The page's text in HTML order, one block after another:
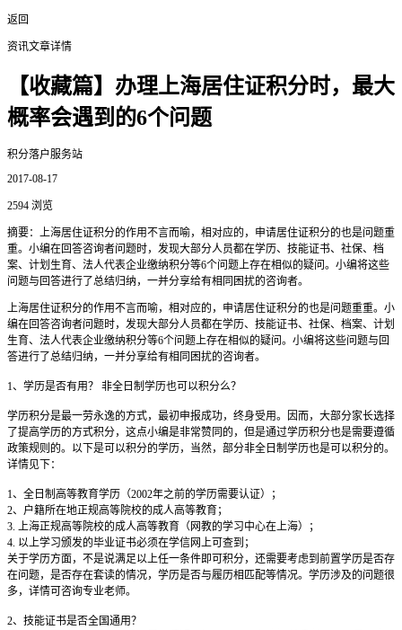
返回
资讯文章详情
【收藏篇】办理上海居住证积分时，最大
概率会遇到的6个问题
积分落户服务站
2017-08-17
2594 浏览
摘要：上海居住证积分的作用不言而喻，相对应的，申请居住证积分的也是问题重
重。小编在回答咨询者问题时，发现大部分人员都在学历、技能证书、社保、档
案、计划生育、法人代表企业缴纳积分等6个问题上存在相似的疑问。小编将这些
问题与回答进行了总结归纳，一并分享给有相同困扰的咨询者。
上海居住证积分的作用不言而喻，相对应的，申请居住证积分的也是问题重重。小
编在回答咨询者问题时，发现大部分人员都在学历、技能证书、社保、档案、计划
生育、法人代表企业缴纳积分等6个问题上存在相似的疑问。小编将这些问题与回
答进行了总结归纳，一并分享给有相同困扰的咨询者。
1、学历是否有用？ 非全日制学历也可以积分么？
学历积分是最一劳永逸的方式，最初申报成功，终身受用。因而，大部分家长选择
了提高学历的方式积分，这点小编是非常赞同的，但是通过学历积分也是需要遵循
政策规则的。以下是可以积分的学历，当然，部分非全日制学历也是可以积分的。
详情见下：
1、全日制高等教育学历（2002年之前的学历需要认证）；
2、户籍所在地正规高等院校的成人高等教育；
3. 上海正规高等院校的成人高等教育（网教的学习中心在上海）；
4. 以上学习颁发的毕业证书必须在学信网上可查到；
关于学历方面，不是说满足以上任一条件即可积分，还需要考虑到前置学历是否存
在问题，是否存在套读的情况，学历是否与履历相匹配等情况。学历涉及的问题很
多，详情可咨询专业老师。
2、技能证书是否全国通用？